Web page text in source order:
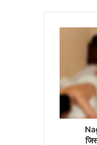
की
आड़
में
ज‍िस्मफरोशी
का